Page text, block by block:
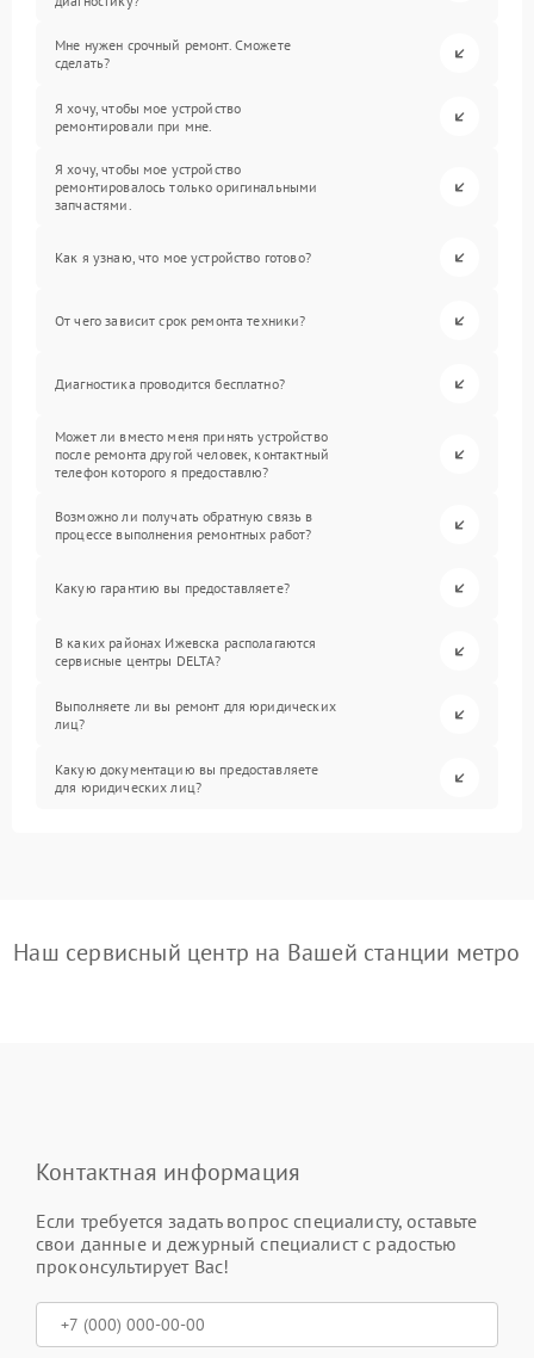
Мне нужен срочный ремонт. Сможете
сделать?
Я хочу, чтобы мое устройство
ремонтировали при мне.
Я хочу, чтобы мое устройство
ремонтировалось только оригинальными
запчастями.
Как я узнаю, что мое устройство готово?
От чего зависит срок ремонта техники?
Диагностика проводится бесплатно?
Может ли вместо меня принять устройство
после ремонта другой человек, контактный
телефон которого я предоставлю?
Возможно ли получать обратную связь в
процессе выполнения ремонтных работ?
Какую гарантию вы предоставляете?
В каких районах Ижевска располагаются
сервисные центры DELTA?
Выполняете ли вы ремонт для юридических
лиц?
Какую документацию вы предоставляете
для юридических лиц?
Наш сервисный центр на Вашей станции метро
Контактная информация
Если требуется задать вопрос специалисту, оставьте
свои данные и дежурный специалист с радостью
проконсультирует Вас!